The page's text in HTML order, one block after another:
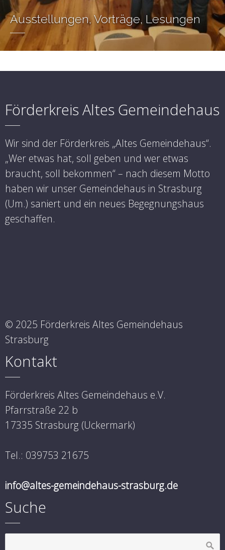
Ausstellungen, Vorträge, Lesungen
Förderkreis Altes Gemeindehaus
Wir sind der Förderkreis „Altes Gemeindehaus“.
„Wer etwas hat, soll geben und wer etwas
braucht, soll bekommen“ – nach diesem Motto
haben wir unser Gemeindehaus in Strasburg
(Um.) saniert und ein neues Begegnungshaus
geschaffen.
© 2025 Förderkreis Altes Gemeindehaus
Strasburg
Kontakt
Förderkreis Altes Gemeindehaus e.V.
Pfarrstraße 22 b
17335 Strasburg (Uckermark)
Tel.: 039753 21675
info@altes-gemeindehaus-strasburg.de
Suche